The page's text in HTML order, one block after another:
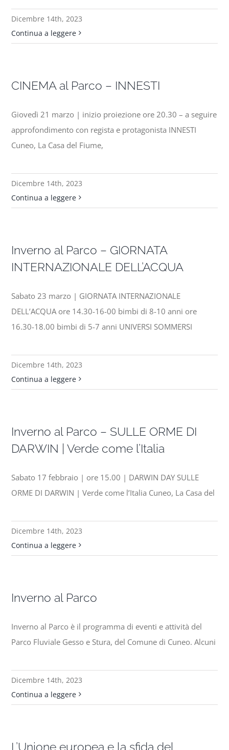
Dicembre 14th, 2023
Continua a leggere
CINEMA al Parco – INNESTI
Giovedì 21 marzo | inizio proiezione ore 20.30 – a seguire
approfondimento con regista e protagonista INNESTI
Cuneo, La Casa del Fiume,
Dicembre 14th, 2023
Continua a leggere
Inverno al Parco – GIORNATA
INTERNAZIONALE DELL’ACQUA
Sabato 23 marzo | GIORNATA INTERNAZIONALE
DELL’ACQUA ore 14.30-16-00 bimbi di 8-10 anni ore
16.30-18.00 bimbi di 5-7 anni UNIVERSI SOMMERSI
Dicembre 14th, 2023
Continua a leggere
Inverno al Parco – SULLE ORME DI
DARWIN | Verde come l’Italia
Sabato 17 febbraio | ore 15.00 | DARWIN DAY SULLE
ORME DI DARWIN | Verde come l’Italia Cuneo, La Casa del
Dicembre 14th, 2023
Continua a leggere
Inverno al Parco
Inverno al Parco è il programma di eventi e attività del
Parco Fluviale Gesso e Stura, del Comune di Cuneo. Alcuni
Dicembre 14th, 2023
Continua a leggere
L’Unione europea e la sfida del